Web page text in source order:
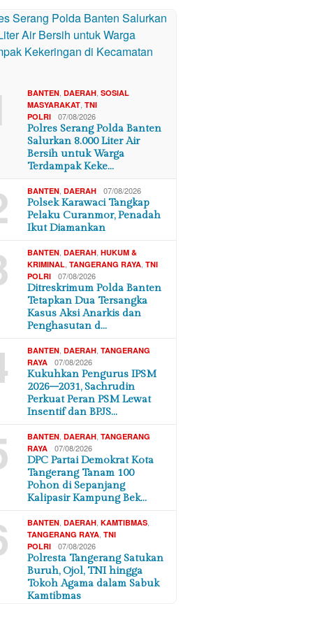
BANTEN,DAERAH,SOSIAL
MASYARAKAT,TNI
POLRI
07/08/2026
Polres Serang Polda Banten
Salurkan 8.000 Liter Air
Bersih untuk Warga
Terdampak Keke…
BANTEN,DAERAH 07/08/2026
Polsek Karawaci Tangkap
Pelaku Curanmor, Penadah
Ikut Diamankan
BANTEN,DAERAH,HUKUM &
KRIMINAL,TANGERANG RAYA,TNI
POLRI
07/08/2026
Ditreskrimum Polda Banten
Tetapkan Dua Tersangka
Kasus Aksi Anarkis dan
Penghasutan d…
BANTEN,DAERAH,TANGERANG
RAYA
07/08/2026
Kukuhkan Pengurus IPSM
2026–2031, Sachrudin
Perkuat Peran PSM Lewat
Insentif dan BPJS…
BANTEN,DAERAH,TANGERANG
RAYA
07/08/2026
DPC Partai Demokrat Kota
Tangerang Tanam 100
Pohon di Sepanjang
Kalipasir Kampung Bek…
BANTEN,DAERAH,KAMTIBMAS,
TANGERANG RAYA,TNI
POLRI
07/08/2026
Polresta Tangerang Satukan
Buruh, Ojol, TNI hingga
Tokoh Agama dalam Sabuk
Kamtibmas